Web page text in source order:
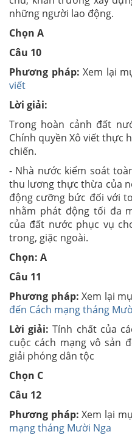
những người lao động.
Chọn A
Câu 10
Phương pháp: Xem lại
viết
Lời giải:
Trong hoàn cảnh đất
Chính quyền Xô viết thực
chiến.
- Nhà nước kiểm soát
thu lương thực thừa của
động cưỡng bức đối với
nhằm phát động tối đa
của đất nước phục vụ
trong, giặc ngoài.
Chọn: A
Câu 11
Phương pháp: Xem lại
đến Cách mạng tháng
Lời giải:Tính chất của
cuộc cách mạng vô sản
giải phóng dân tộc
Chọn C
Câu 12
Phương pháp: Xem lại
mạng tháng Mười Nga